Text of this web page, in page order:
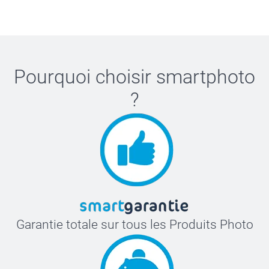
Ajoutez de délicieux bonbons sucrés à votre commande.
Vendus en sacs de 1 kg
Vous trouverez les informations nutritionnelles des
ours d'or & en forme de coeur
Pourquoi choisir smartphoto
?
Garantie totale sur tous les Produits Photo